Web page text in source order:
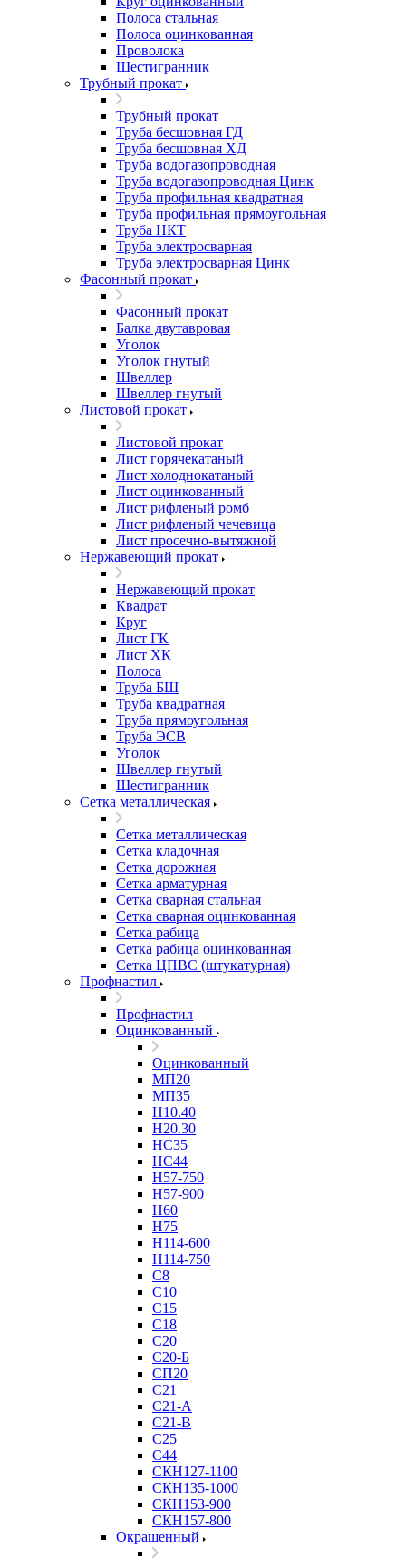
Полоса стальная
Полоса оцинкованная
Проволока
Шестигранник
Трубный прокат
Трубный прокат
Труба бесшовная ГД
Труба бесшовная ХД
Труба водогазопроводная
Труба водогазопроводная Цинк
Труба профильная квадратная
Труба профильная прямоугольная
Труба НКТ
Труба электросварная
Труба электросварная Цинк
Фасонный прокат
Фасонный прокат
Балка двутавровая
Уголок
Уголок гнутый
Швеллер
Швеллер гнутый
Листовой прокат
Листовой прокат
Лист горячекатаный
Лист холоднокатаный
Лист оцинкованный
Лист рифленый ромб
Лист рифленый чечевица
Лист просечно-вытяжной
Нержавеющий прокат
Нержавеющий прокат
Квадрат
Круг
Лист ГК
Лист ХК
Полоса
Труба БШ
Труба квадратная
Труба прямоугольная
Труба ЭСВ
Уголок
Швеллер гнутый
Шестигранник
Сетка металлическая
Сетка металлическая
Сетка кладочная
Сетка дорожная
Сетка арматурная
Сетка сварная стальная
Сетка сварная оцинкованная
Сетка рабица
Сетка рабица оцинкованная
Сетка ЦПВС (штукатурная)
Профнастил
Профнастил
Оцинкованный
Оцинкованный
МП20
МП35
Н10.40
Н20.30
НС35
НС44
Н57-750
Н57-900
Н60
Н75
Н114-600
Н114-750
С8
С10
С15
С18
С20
С20-Б
СП20
С21
С21-А
С21-В
С25
С44
СКН127-1100
СКН135-1000
СКН153-900
СКН157-800
Окрашенный